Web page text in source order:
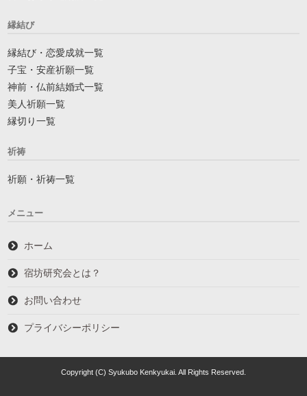
縁結び
縁結び・恋愛成就一覧
子宝・安産祈願一覧
神前・仏前結婚式一覧
美人祈願一覧
縁切り一覧
祈祷
祈願・祈祷一覧
メニュー
ホーム
宿坊研究会とは？
お問い合わせ
プライバシーポリシー
Copyright (C) Syukubo Kenkyukai. All Rights Reserved.